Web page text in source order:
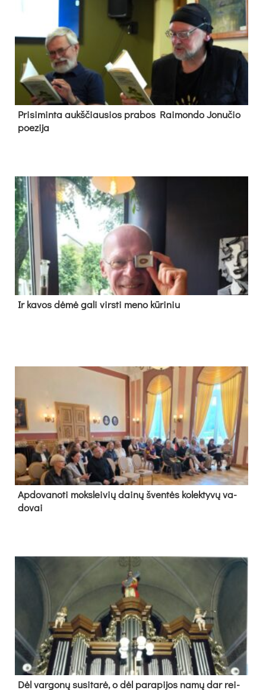
Pri­si­min­ta aukš­čiau­sios pra­bos Rai­mon­do Jo­nu­čio
poe­zi­ja
Ir ka­vos dė­mė ga­li virs­ti me­no kū­ri­niu
Ap­do­va­no­ti moks­lei­vių dai­nų šven­tės ko­lek­ty­vų va­
do­vai
Dėl var­go­nų su­si­ta­rė, o dėl pa­ra­pi­jos na­mų dar rei­